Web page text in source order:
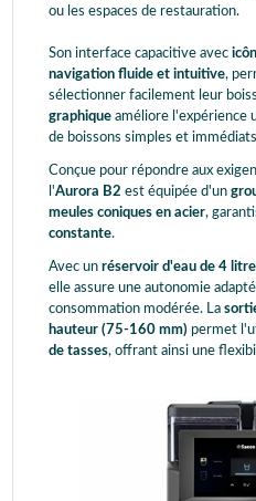
ou les espaces de restauration.
Son interface capacitive avec
navigation fluide et intuitive,
sélectionner facilement leur
graphique améliore l'expérience
de boissons simples et
Conçue pour répondre aux
l'Aurora B2 est équipée d'un
meules coniques en acier,
constante.
Avec un réservoir d'eau de 4
elle assure une autonomie
consommation modérée. La
hauteur (75-160 mm) permet
de tasses, offrant ainsi une